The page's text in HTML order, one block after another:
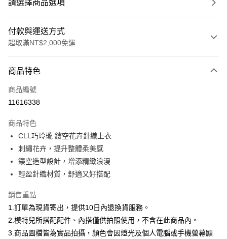
請選擇商品選項
付款與運送方式
超取滿NT$2,000免運
信用卡一次付款
信用卡分期付款
合作金庫商業銀行
華南商業銀行
上海商業儲蓄銀行
國泰世華商業銀行
臺灣中小企業銀行
聯邦商業銀行
元大商業銀行
永豐商業銀行
台新國際商業銀行
中國信託商業銀行
台灣樂天信用卡公司
超商取貨付款
LINE Pay
Apple Pay
悠遊付
Google Pay
商品特色
商品編號
11616338
商品特色
CLL巧玲瓏 鏤空花卉針織上衣
刺繡花卉，提升整體柔美感
鏤空造型設計，增添精緻浪漫
輕盈針織材質，舒適又好搭配
銷售重點
1.訂單為現貨寄出，提供10日內退換貨服務。
2.模特兒所搭配配件、內搭僅供拍照使用，不含在此商品內。
3.商品圖檔皆為實品拍攝，顏色會因燈光及個人電腦或手機螢幕顯